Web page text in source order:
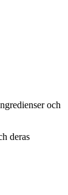
och
deras